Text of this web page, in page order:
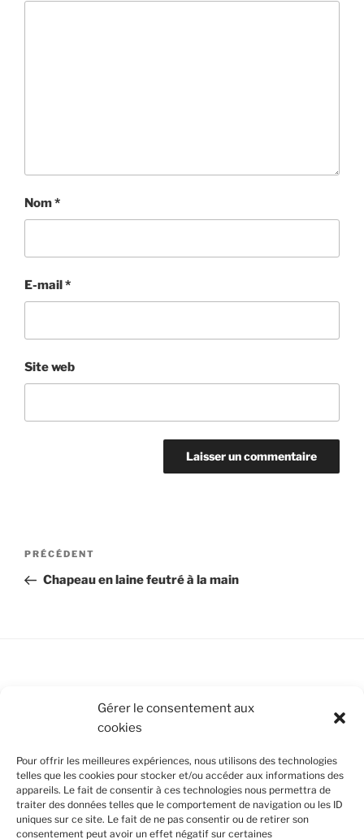
Gérer le consentement aux
cookies
Pour offrir les meilleures expériences, nous utilisons des technologies
telles que les cookies pour stocker et/ou accéder aux informations des
appareils. Le fait de consentir à ces technologies nous permettra de
traiter des données telles que le comportement de navigation ou les ID
uniques sur ce site. Le fait de ne pas consentir ou de retirer son
consentement peut avoir un effet négatif sur certaines
Nom*
E-mail*
Site web
Navigation
l’article
Article
précédent
PRÉCÉDENT
Chapeau en laine feutré à la main
Conditions Générales de Vente
Mentions légales
Politique de cookies (UE)
SUIVEZ-NOUS